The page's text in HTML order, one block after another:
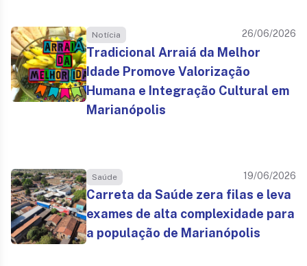
Notícia 26/06/2026
Tradicional Arraiá da Melhor
Idade Promove Valorização
Humana e Integração Cultural em
Marianópolis
Saúde 19/06/2026
Carreta da Saúde zera filas e leva
exames de alta complexidade para
a população de Marianópolis